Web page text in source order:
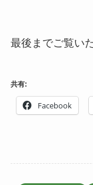
最後までご覧い
共有:
Facebook